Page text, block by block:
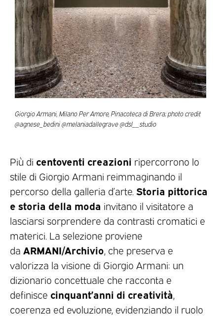
Giorgio Armani, Milano Per Amore, Pinacoteca di Brera; photo credit
@agnese_bedini @melaniadallegrave @dsl__studio
Più di centoventi creazioni ripercorrono lo
stile di Giorgio Armani reimmaginando il
percorso della galleria d’arte. Storia pittorica
e storia della moda invitano il visitatore a
lasciarsi sorprendere da contrasti cromatici e
materici. La selezione proviene
da ARMANI/Archivio, che preserva e
valorizza la visione di Giorgio Armani: un
dizionario concettuale che racconta e
definisce cinquant’anni di creatività,
coerenza ed evoluzione, evidenziando il ruolo